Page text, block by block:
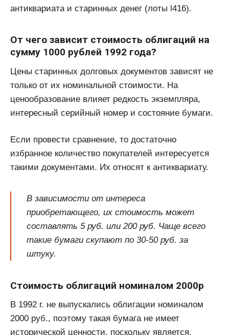
антиквариата и старинных денег (лоты l416).
От чего зависит стоимость облигаций на
сумму 1000 рублей 1992 года?
Цены старинных долговых документов зависят не
только от их номинальной стоимости. На
ценообразование влияет редкость экземпляра,
интересный серийный номер и состояние бумаги.
Если провести сравнение, то достаточно
избранное количество покупателей интересуется
такими документами. Их относят к антиквариату.
В зависимости от интереса
приобретающего, их стоимость может
составлять 5 руб. или 200 руб. Чаще всего
такие бумаги скупают по 30-50 руб. за
штуку.
Стоимость облигаций номиналом 2000р
В 1992 г. не выпускались облигации номиналом
2000 руб., поэтому такая бумага не имеет
исторической ценности, поскольку является,